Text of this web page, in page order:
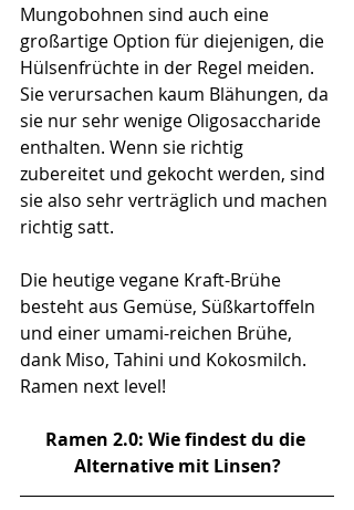
Mungobohnen sind auch eine
großartige Option für diejenigen, die
Hülsenfrüchte in der Regel meiden.
Sie verursachen kaum Blähungen, da
sie nur sehr wenige Oligosaccharide
enthalten. Wenn sie richtig
zubereitet und gekocht werden, sind
sie also sehr verträglich und machen
richtig satt.
Die heutige vegane Kraft-Brühe
besteht aus Gemüse, Süßkartoffeln
und einer umami-reichen Brühe,
dank Miso, Tahini und Kokosmilch.
Ramen next level!
Ramen 2.0: Wie findest du die
Alternative mit Linsen?